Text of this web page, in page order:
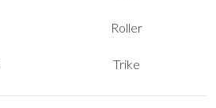
Roller
Trike